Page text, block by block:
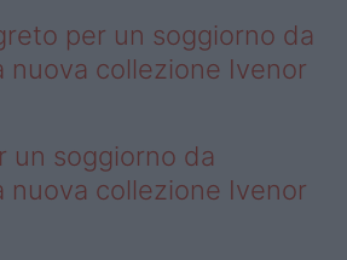
per un soggiorno da
nuova collezione Ivenor
un soggiorno da
nuova collezione Ivenor